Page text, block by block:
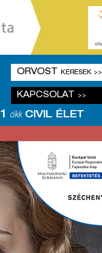
ORVOST KERESEK >>
KAPCSOLAT >>
cikk CIVIL ÉLET